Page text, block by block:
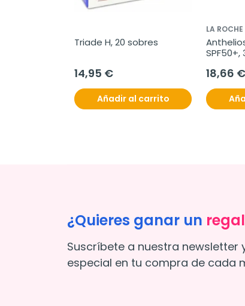
Triade H, 20 sobres
14,95 €
Añadir al carrito
LA
SPF50+,
18,66 €
¿Quieres ganar un
Suscríbete a nuestra newsletter
especial en tu compra de cada